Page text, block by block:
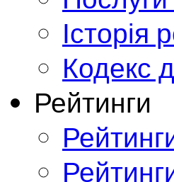
Історія
Кодекс
Рейтинги